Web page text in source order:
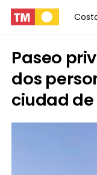
Paseo
dos
ciudad